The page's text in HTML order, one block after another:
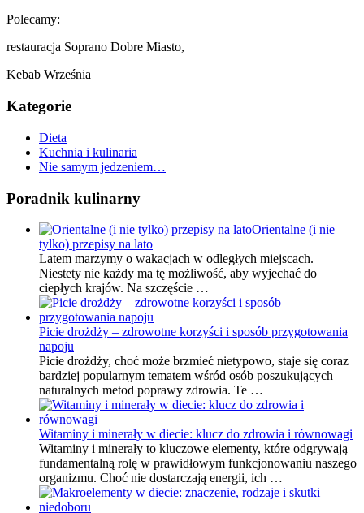
Polecamy:
restauracja Soprano Dobre Miasto,
Kebab Września
Kategorie
Dieta
Kuchnia i kulinaria
Nie samym jedzeniem…
Poradnik kulinarny
Orientalne (i nie
tylko) przepisy na lato
Latem marzymy o wakacjach w odległych miejscach.
Niestety nie każdy ma tę możliwość, aby wyjechać do
ciepłych krajów. Na szczęście …
Picie drożdży – zdrowotne korzyści i sposób przygotowania
napoju
Picie drożdży, choć może brzmieć nietypowo, staje się coraz
bardziej popularnym tematem wśród osób poszukujących
naturalnych metod poprawy zdrowia. Te …
Witaminy i minerały w diecie: klucz do zdrowia i równowagi
Witaminy i minerały to kluczowe elementy, które odgrywają
fundamentalną rolę w prawidłowym funkcjonowaniu naszego
organizmu. Choć nie dostarczają energii, ich …